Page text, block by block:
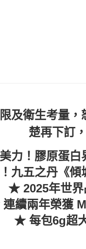
及衛生考量
楚再下訂
美力！膠原蛋
九五之丹《傾
★ 2025年世界
續兩年榮獲
★ 每包6g超